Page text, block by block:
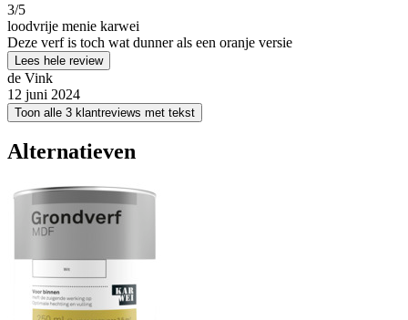
3/5
loodvrije menie karwei
Deze verf is toch wat dunner als een oranje versie
Lees hele review
de Vink
12 juni 2024
Toon alle 3 klantreviews met tekst
Alternatieven